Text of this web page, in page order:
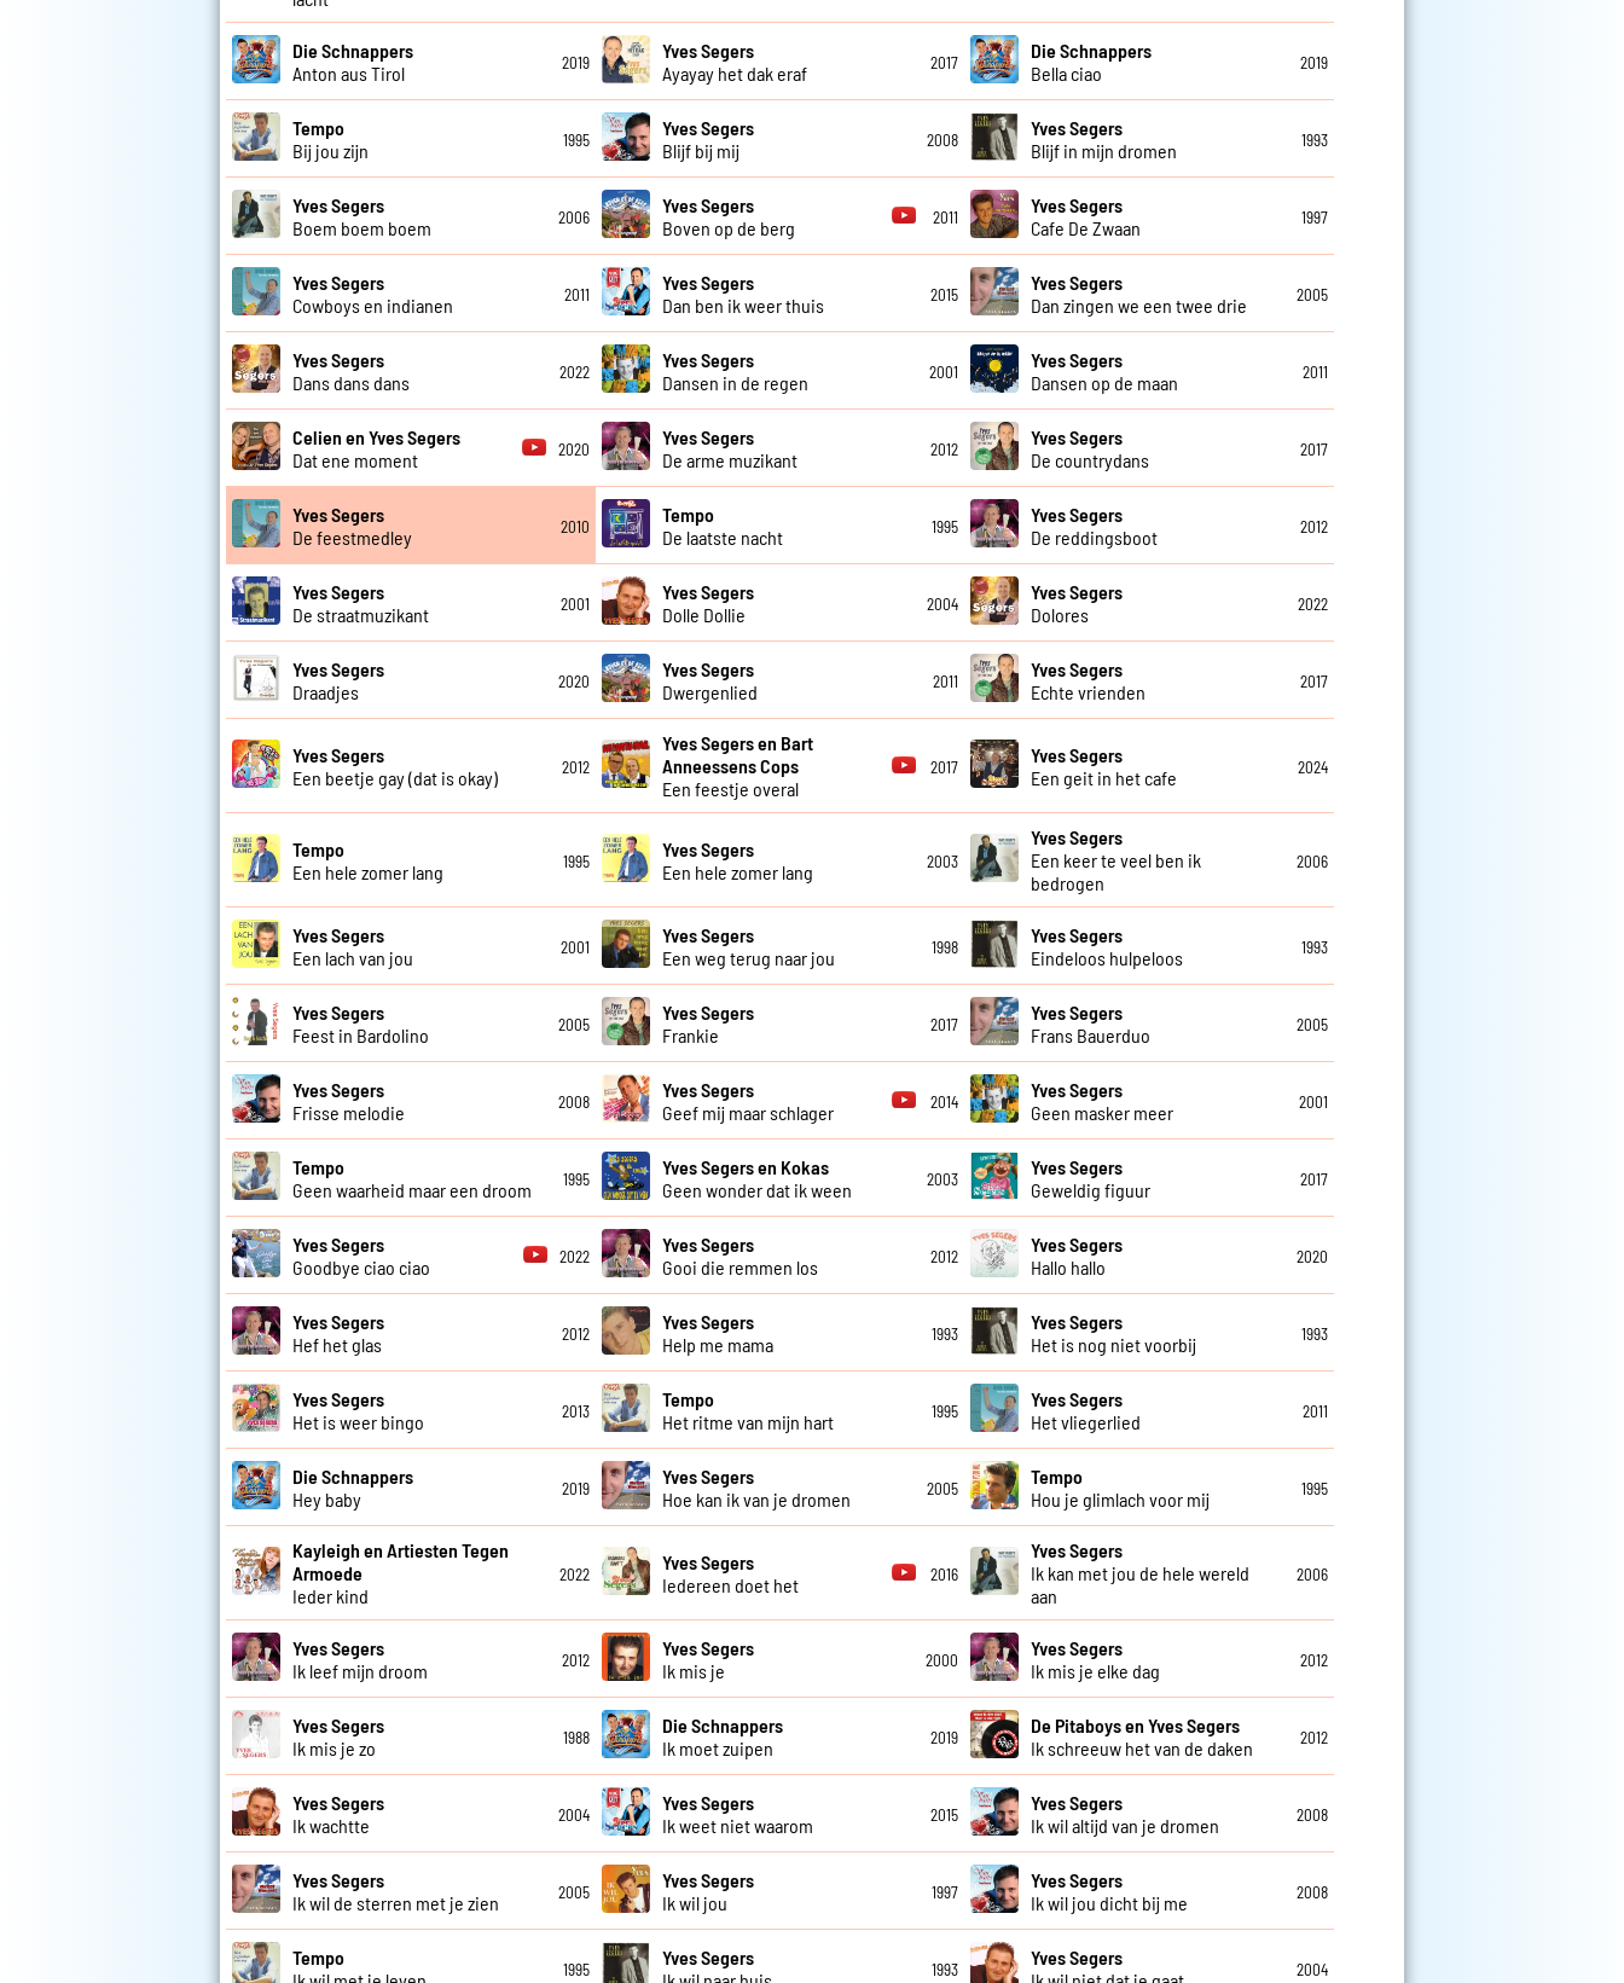
Die Schnappers
Anton aus Tirol
2019
Yves Segers
Ayayay het dak eraf
2017
Die Schnappers
Bella ciao
2019
Tempo
Bij jou zijn
1995
Yves Segers
Blijf bij mij
2008
Yves Segers
Blijf in mijn dromen
1993
Yves Segers
Boem boem boem
2006
Yves Segers
Boven op de berg
2011
Yves Segers
Cafe De Zwaan
1997
Yves Segers
Cowboys en indianen
2011
Yves Segers
Dan ben ik weer thuis
2015
Yves Segers
Dan zingen we een twee drie
2005
Yves Segers
Dans dans dans
2022
Yves Segers
Dansen in de regen
2001
Yves Segers
Dansen op de maan
2011
Celien en Yves Segers
Dat ene moment
2020
Yves Segers
De arme muzikant
2012
Yves Segers
De countrydans
2017
Yves Segers
De feestmedley
2010
Tempo
De laatste nacht
1995
Yves Segers
De reddingsboot
2012
Yves Segers
De straatmuzikant
2001
Yves Segers
Dolle Dollie
2004
Yves Segers
Dolores
2022
Yves Segers
Draadjes
2020
Yves Segers
Dwergenlied
2011
Yves Segers
Echte vrienden
2017
Yves Segers
Een beetje gay (dat is okay)
2012
Yves Segers en Bart
Anneessens Cops
Een feestje overal
2017
Yves Segers
Een geit in het cafe
2024
Tempo
Een hele zomer lang
1995
Yves Segers
Een hele zomer lang
2003
Yves Segers
Een keer te veel ben ik
bedrogen
2006
Yves Segers
Een lach van jou
2001
Yves Segers
Een weg terug naar jou
1998
Yves Segers
Eindeloos hulpeloos
1993
Yves Segers
Feest in Bardolino
2005
Yves Segers
Frankie
2017
Yves Segers
Frans Bauerduo
2005
Yves Segers
Frisse melodie
2008
Yves Segers
Geef mij maar schlager
2014
Yves Segers
Geen masker meer
2001
Tempo
Geen waarheid maar een droom
1995
Yves Segers en Kokas
Geen wonder dat ik ween
2003
Yves Segers
Geweldig figuur
2017
Yves Segers
Goodbye ciao ciao
2022
Yves Segers
Gooi die remmen los
2012
Yves Segers
Hallo hallo
2020
Yves Segers
Hef het glas
2012
Yves Segers
Help me mama
1993
Yves Segers
Het is nog niet voorbij
1993
Yves Segers
Het is weer bingo
2013
Tempo
Het ritme van mijn hart
1995
Yves Segers
Het vliegerlied
2011
Die Schnappers
Hey baby
2019
Yves Segers
Hoe kan ik van je dromen
2005
Tempo
Hou je glimlach voor mij
1995
Kayleigh en Artiesten Tegen
Armoede
Ieder kind
2022
Yves Segers
Iedereen doet het
2016
Yves Segers
Ik kan met jou de hele wereld
aan
2006
Yves Segers
Ik leef mijn droom
2012
Yves Segers
Ik mis je
2000
Yves Segers
Ik mis je elke dag
2012
Yves Segers
Ik mis je zo
1988
Die Schnappers
Ik moet zuipen
2019
De Pitaboys en Yves Segers
Ik schreeuw het van de daken
2012
Yves Segers
Ik wachtte
2004
Yves Segers
Ik weet niet waarom
2015
Yves Segers
Ik wil altijd van je dromen
2008
Yves Segers
Ik wil de sterren met je zien
2005
Yves Segers
Ik wil jou
1997
Yves Segers
Ik wil jou dicht bij me
2008
Tempo
1995
Yves Segers
1993
Yves Segers
2004